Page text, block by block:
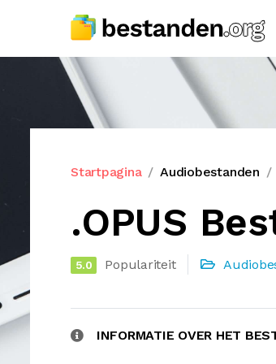
Startpagina Audiobestanden
.OPUS
5.0 Populariteit
INFORMATIE OVER HET